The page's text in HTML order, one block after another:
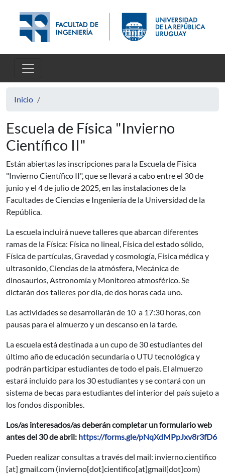
Inicio
Escuela de Física "Invierno
Científico II"
Están abiertas las inscripciones para la Escuela de Física
"Invierno Científico II", que se llevará a cabo entre el 30 de
junio y el 4 de julio de 2025, en las instalaciones de la
Facultades de Ciencias e Ingeniería de la Universidad de la
República.
La escuela incluirá nueve talleres que abarcan diferentes
ramas de la Física: Física no lineal, Física del estado sólido,
Física de partículas, Gravedad y cosmología, Física médica y
ultrasonido, Ciencias de la atmósfera, Mecánica de
dinosaurios, Astronomía y Monitoreo atmosférico. Se
dictarán dos talleres por día, de dos horas cada uno.
Las actividades se desarrollarán de 10 a 17:30 horas, con
pausas para el almuerzo y un descanso en la tarde.
La escuela está destinada a un cupo de 30 estudiantes del
último año de educación secundaria o UTU tecnológica y
podrán participar estudiantes de todo el país. El almuerzo
estará incluido para los 30 estudiantes y se contará con un
sistema de becas para estudiantes del interior del país sujeto a
los fondos disponibles.
Los/as interesados/as deberán completar un formulario web
antes del 30 de abril: https://forms.gle/pNqXdMPpJxv8r3fD6
Pueden realizar consultas a través del mail: invierno.cientifico
[at] gmail.com (invierno[dot]cientifico[at]gmail[dot]com)